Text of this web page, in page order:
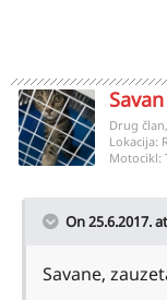
Savan
Drug
Lokacija:
Motocikl:
On 25.6.2017.
Savane,